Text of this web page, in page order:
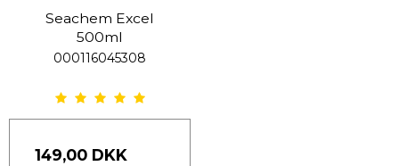
Seachem Excel
500ml
000116045308
149,00 DKK